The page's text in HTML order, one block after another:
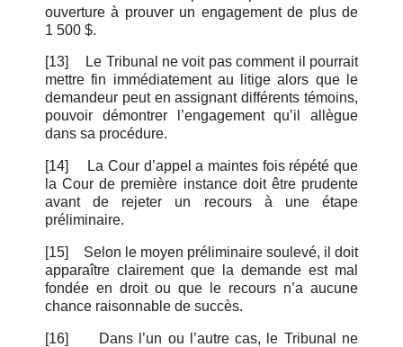
ouverture à prouver un engagement de plus de
1 500 $.
[13]
Le Tribunal ne voit pas comment il pourrait
mettre fin immédiatement au litige alors que le
demandeur peut en assignant différents témoins,
pouvoir démontrer l’engagement qu’il allègue
dans sa procédure.
[14]
La Cour d’appel a maintes fois répété que
la Cour de première instance doit être prudente
avant de rejeter un recours à une étape
préliminaire.
[15]
Selon le moyen préliminaire soulevé, il doit
apparaître clairement que la demande est mal
fondée en droit ou que le recours n’a aucune
chance raisonnable de succès.
[16]
Dans l’un ou l’autre cas, le Tribunal ne